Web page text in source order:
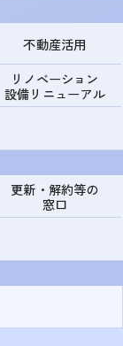
不動産活用
リノベーション
設備リニューアル
更新・解約等の
窓口